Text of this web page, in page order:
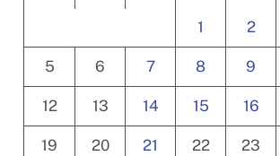
transformação
digital
nos
1 2
5 6 7 8 9
12 13 14 15 16
19 20 21 22 23